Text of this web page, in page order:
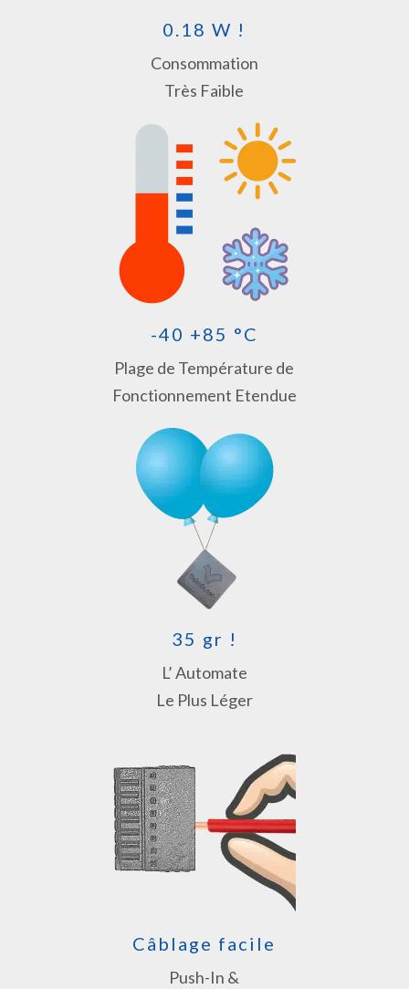
0.18 W !
Consommation
Très Faible
-40 +85 °C
Plage de Température de
Fonctionnement Etendue
35 gr !
L’ Automate
Le Plus Léger
Câblage facile
Push-In &